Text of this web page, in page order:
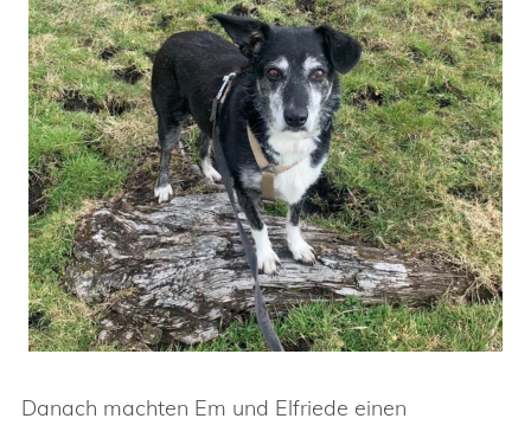
Danach machten Em und Elfriede einen